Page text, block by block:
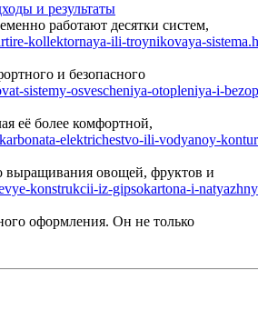
и результаты
работают десятки систем,
и безопасного
её более комфортной,
выращивания овощей, фруктов и
оформления. Он не только